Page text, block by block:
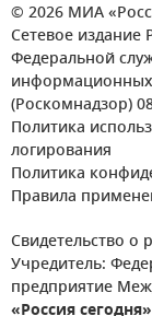
© 2026 МИА
Сетевое издание
Федеральной
(Роскомнадзор)
Политика
логирования
Политика
Правила
Свидетельство о
Учредитель:
предприятие